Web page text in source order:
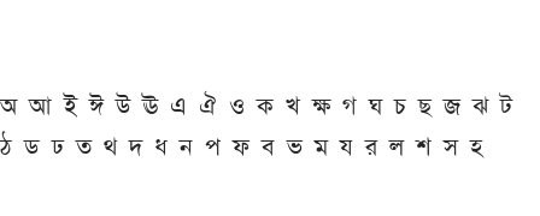
অ আ ই ঈ উ ঊ এ ঐ ও ক খ ক্ষ গ ঘ চ ছ জ ঝ ট
ঠ ড ঢ ত থ দ ধ ন প ফ ব ভ ম য র ল শ স হ